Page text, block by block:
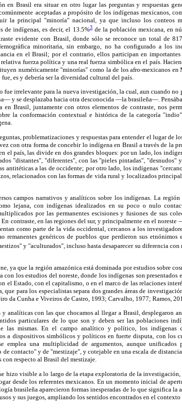
Brasil era situar en otro lugar las preguntas y respuestas
aceptadas a propósito de los indígenas mexicanos,
la principal "minoría" nacional, ya que incluso los conteos
de indígenas, es decir, el 13.5%3de la población mexicana, en
evidente con Brasil, donde sólo se reconoce un total de
minoritaria, sin embargo, no ha configurado a los
en el Brasil; por el contrario, ellos participan en
fuerza política y una real fuerza simbólica en el país.
numéricamente "minorías" como la de los afro-mexicanos en
es y debería ser la diversidad cultural del país.
irrelevante para la nueva investigación, la cual, aun cuando no
y se desplazaba hacia otra desconocida —la brasileña—.
Brasil, juntamente con otros elementos de contraste, nos
la conformación contextual e histórica de la categoría
problematizaciones y respuestas para entender el lugar de
con otra forma de concebir lo indígena en Brasil a través de la
el país, las divide en dos grandes bloques: por un lado, los
"distantes", "diferentes", con las "pieles pintadas", "desnudos"
antitéticas a las de occidente; por otro lado, los indígenas
relacionados con las formas de vida rural y localizados
campos narrativos y analíticos sobre los indígenas. La región
lejana, con indígenas idealizados en su poco o nulo
por las permanentes escisiones y fusiones de sus
contraste, en las regiones del sur, y principalmente en el noreste
como parte de la vida occidental, cercanos a los
remanentes genéricos de pueblos que perdieron sus etnónimos
y "aculturados", incluso hasta desaparecer su diferencia
ya que la región amazónica está dominada por estudios sobre
con los estudios del noreste, donde los indígenas son presentados
el Estado, con el capitalismo, o en el marco de las relaciones
para los especialistas separa dos grandes áreas de
da Cunha e Viveiros de Castro, 1993; Carvalho, 1977; Ramos,
y analíticas con las que chocamos al llegar a Brasil, desplegaron
particulares de lo que son y deben ser las poblaciones
las mismas. En el campo analítico y político, los indígenas
a dispositivos simbólicos y políticos en fuerte disputa, con los
emplea una multiplicidad de argumentos, aunque
contacto" y de "mestizaje", y cotejable en una escala de
respecto al Brasil del mestizaje.
hizo visible a lo largo de la etapa exploratoria de la
desde los referentes mexicanos. En un momento inicial de
brasileña aparecieron formas inesperadas de lo que significa la
y sus juegos, ampliando los sentidos encontrados en el contexto